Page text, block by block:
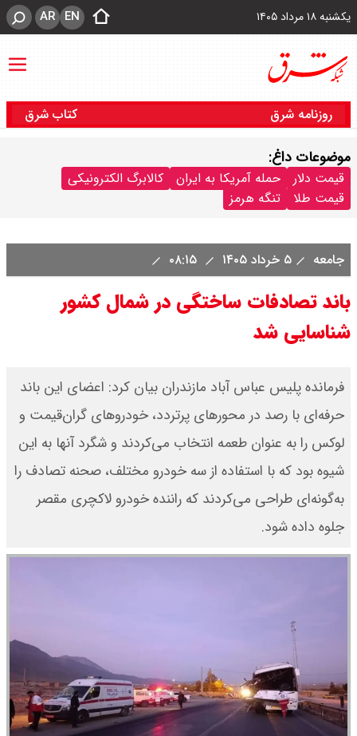
یکشنبه ۱۸ مرداد ۱۴۰۵ EN
AR
روزنامه شرق کتاب شرق
موضوعات داغ:
قیمت دلار حمله آمریکا به ایران
کالابرگ الکترونیکی
قیمت طلا
تنگه هرمز
جامعه ۵ خرداد ۱۴۰۵
باند تصادفات ساختگی در شمال کشور
شناسایی شد
فرمانده پلیس عباس آباد مازندران بیان کرد: اعضای این باند
حرفه‌ای با رصد در محورهای پرتردد، خودروهای گران‌قیمت و
لوکس را به عنوان طعمه انتخاب می‌کردند و شگرد آنها به این
شیوه بود که با استفاده از سه خودرو مختلف، صحنه تصادف را
به‌گونه‌ای طراحی می‌کردند که راننده خودرو لاکچری مقصر
جلوه داده شود.